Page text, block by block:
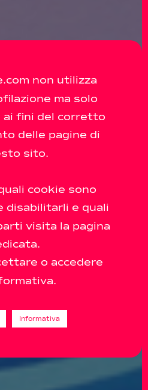
non utilizza
ma solo
ai fini del corretto
delle pagine di
sito.
cookie sono
disabilitarli e quali
visita la pagina
o accedere
Informativa